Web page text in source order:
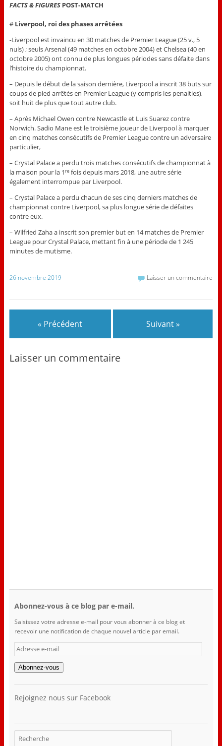
FACTS & FIGURESPOST-MATCH
# Liverpool, roi des phases arrêtées
-Liverpool est invaincu en 30 matches de Premier League (25 v., 5
nuls) ; seuls Arsenal (49 matches en octobre 2004) et Chelsea (40 en
octobre 2005) ont connu de plus longues périodes sans défaite dans
l’histoire du championnat.
– Depuis le début de la saison dernière, Liverpool a inscrit 38 buts sur
coups de pied arrêtés en Premier League (y compris les penalties),
soit huit de plus que tout autre club.
– Après Michael Owen contre Newcastle et Luis Suarez contre
Norwich. Sadio Mane est le troisième joueur de Liverpool à marquer
en cinq matches consécutifs de Premier League contre un adversaire
particulier,
– Crystal Palace a perdu trois matches consécutifs de championnat à
la maison pour la 1refois depuis mars 2018, une autre série
également interrompue par Liverpool.
– Crystal Palace a perdu chacun de ses cinq derniers matches de
championnat contre Liverpool, sa plus longue série de défaites
contre eux.
– Wilfried Zaha a inscrit son premier but en 14 matches de Premier
League pour Crystal Palace, mettant fin à une période de 1 245
minutes de mutisme.
26 novembre 2019 Laisser un commentaire
« Précédent Suivant »
Laisser un commentaire
Abonnez-vous à ce blog par e-mail.
Saisissez votre adresse e-mail pour vous abonner à ce blog et
recevoir une notification de chaque nouvel article par email.
Adresse
e-
mail
Abonnez-vous
Rejoignez nous sur Facebook